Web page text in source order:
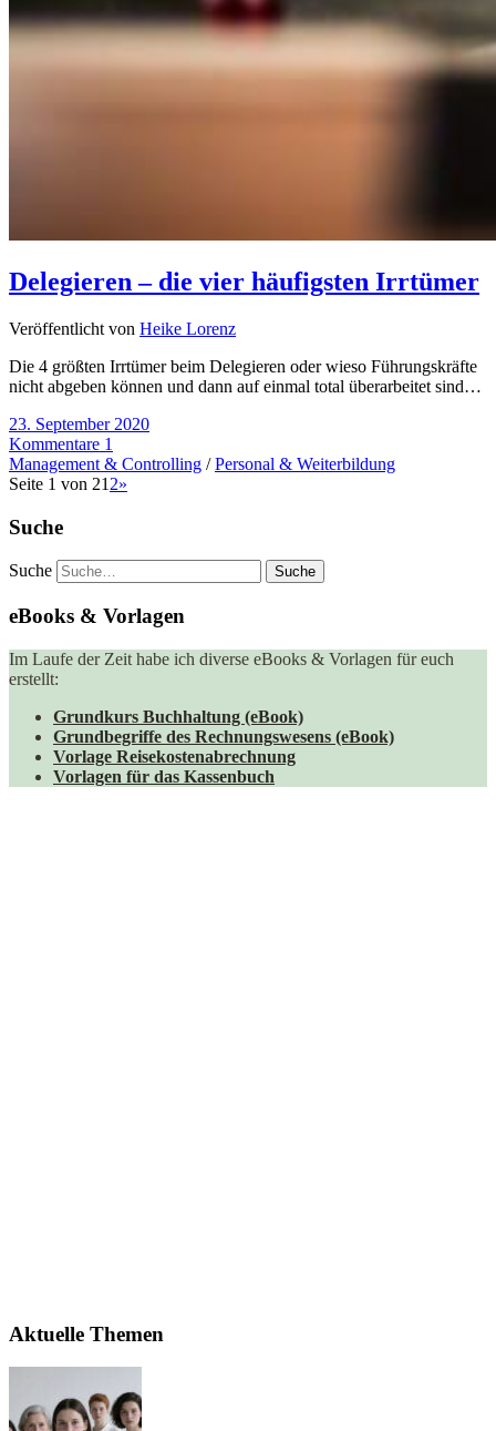
Delegieren – die vier häufigsten Irrtümer
Veröffentlicht von Heike Lorenz
Die 4 größten Irrtümer beim Delegieren oder wieso Führungskräfte
nicht abgeben können und dann auf einmal total überarbeitet sind…
23. September 2020
Kommentare 1
Management & Controlling /Personal & Weiterbildung
Seite 1 von 21 2»
Suche
Suche
eBooks & Vorlagen
Im Laufe der Zeit habe ich diverse eBooks & Vorlagen für euch
erstellt:
Grundkurs Buchhaltung (eBook)
Grundbegriffe des Rechnungswesens (eBook)
Vorlage Reisekostenabrechnung
Vorlagen für das Kassenbuch
Aktuelle Themen